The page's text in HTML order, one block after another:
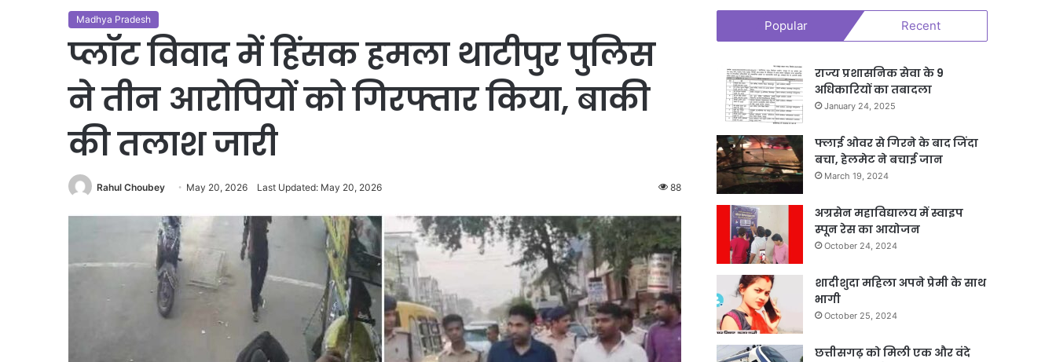
for
Madhya Pradesh
प्लॉट विवाद में हिंसक हमला थाटीपुर पुलिस
ने तीन आरोपियों को गिरफ्तार किया, बाकी
की तलाश जारी
Rahul Choubey May 20, 2026 Last Updated: May 20, 2026 88
Popular Recent
राज्य प्रशासनिक सेवा के 9
अधिकारियों का तबादला
January 24, 2025
फ्लाई ओवर से गिरने के बाद जिंदा
बचा, हेलमेट ने बचाई जान
March 19, 2024
अग्रसेन महाविद्यालय में स्वाइप
स्पून रेस का आयोजन
October 24, 2024
शादीशुदा महिला अपने प्रेमी के साथ
भागी
October 25, 2024
छत्तीसगढ़ को मिली एक और वंदे